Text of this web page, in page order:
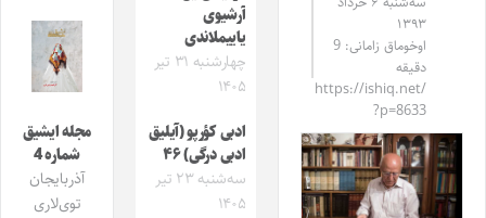
۱۳۹۳
اوخوماق زامانی: 9
دقیقه
https://ishiq.net/
?p=8633
آرشیوی
یاییملاندی
چهارشنبه ۳۱ تیر
۱۴۰۵
ادبی کؤرپو (آیلیق
ادبی درگی) ۴۶
سه‌شنبه ۲۳ تیر
۱۴۰۵
مجله ایشیق
شماره 4
آذربایجان
توی‌لاری